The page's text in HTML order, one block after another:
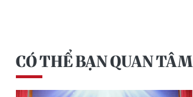
CÓ THỂ BẠN QUAN TÂM